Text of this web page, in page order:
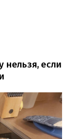
нельзя, если